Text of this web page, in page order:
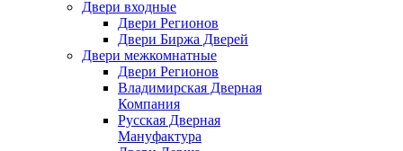
Двери входные
Двери Регионов
Двери Биржа Дверей
Двери межкомнатные
Двери Регионов
Владимирская Дверная
Компания
Русская Дверная
Мануфактура